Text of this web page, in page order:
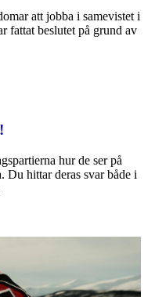
att jobba i samevistet i
fattat beslutet på grund av
hur de ser på
Du hittar deras svar både i